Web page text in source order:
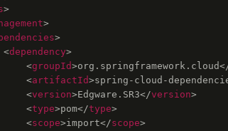
>
>
>
<dependency>
<groupId>org.springframework.cloud
<artifactId>spring-cloud-
<version>Edgware.SR3</version>
<type>pom</type>
<scope>import</scope>